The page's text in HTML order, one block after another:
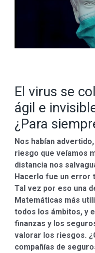
El virus se
ágil e
¿Para
Nos habían
riesgo que veíamos
distancia nos
Hacerlo fue un error
Tal vez por eso una
Matemáticas más
todos los ámbitos, y
finanzas y los
valorar los riesgos.
compañías de